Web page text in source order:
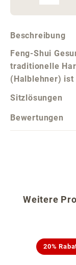
Beschreibung
Feng-Shui
traditionelle
(Halblehner)
Sitzlösungen
Bewertungen
Weitere
20%